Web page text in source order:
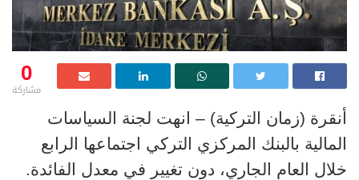
0
مشاركة
أنقرة (زمان التركية) – انهت لجنة السياسات
المالية بالبنك المركزي التركي اجتماعها الرابع
خلال العام الجاري، دون تغيير في معدل الفائدة.